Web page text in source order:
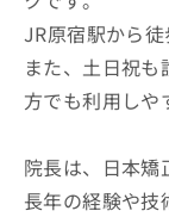
JR原宿駅から徒
また、土日祝
方でも利用しや
院長は、日本矯
長年の経験や技